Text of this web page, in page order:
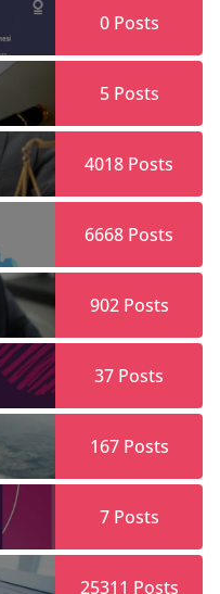
0Posts
5Posts
4018 Posts
6668 Posts
902Posts
37 Posts
167Posts
7Posts
25311 Posts